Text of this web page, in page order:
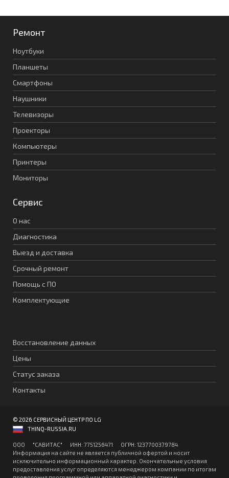
Ремонт
Ноутбуки
Планшеты
Смартфоны
Наушники
Телевизоры
Проекторы
Компьютеры
Принтеры
Мониторы
Сервис
О нас
Диагностика
Выезд и доставка
Срочный ремонт
Помощь с ПО
Комплектующие
Восстановление данных
Цены
Статус заказа
Контакты
© 2026 СЕРВИСНЫЙ ЦЕНТР ПО LG
THINQ-RUSSIA.RU
ООО "CАВИТAC" ИНН: 7751256471 ОГPН: 1237700379784
Информация на сайте не является публичной офертой и носит
исключительно информационный характер. Окончательные условия
предоставления услуг определяются менеджером компании по итогам